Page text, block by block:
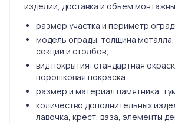
изделий, доставка и объем
размер участка и периметр
модель ограды, толщина
секций и столбов;
вид покрытия: стандартная
порошковая покраска;
размер и материал памятника,
количество дополнительных
лавочка, крест, ваза, элементы